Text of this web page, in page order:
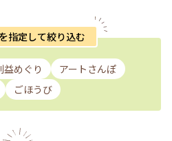
指定して絞り込む
益めぐり
アートさんぽ
ごほうび